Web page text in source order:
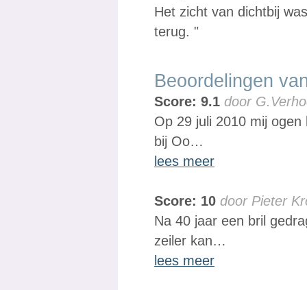
Het zicht van dichtbij
terug. "
Beoordelingen
Score: 9.1 door
Op 29 juli 2010 mij
bij Oo…
lees meer
Score: 10 door Pieter
Na 40 jaar een bril
zeiler kan…
lees meer